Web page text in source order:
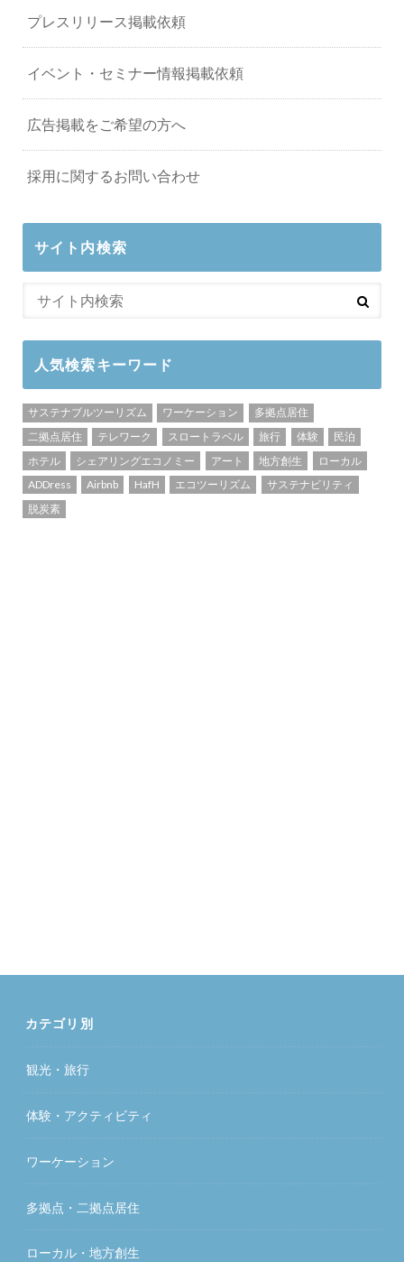
プレスリリース掲載依頼
イベント・セミナー情報掲載依頼
広告掲載をご希望の方へ
採用に関するお問い合わせ
サイト内検索
人気検索キーワード
サステナブルツーリズム ワーケーション
多拠点居住
二拠点居住
テレワーク スロートラベル 旅行 体験
民泊
ホテル
シェアリングエコノミー アート 地方創生
ローカル
ADDress
Airbnb HafH エコツーリズム
サステナビリティ
脱炭素
カテゴリ別
観光・旅行
体験・アクティビティ
ワーケーション
多拠点・二拠点居住
ローカル・地方創生